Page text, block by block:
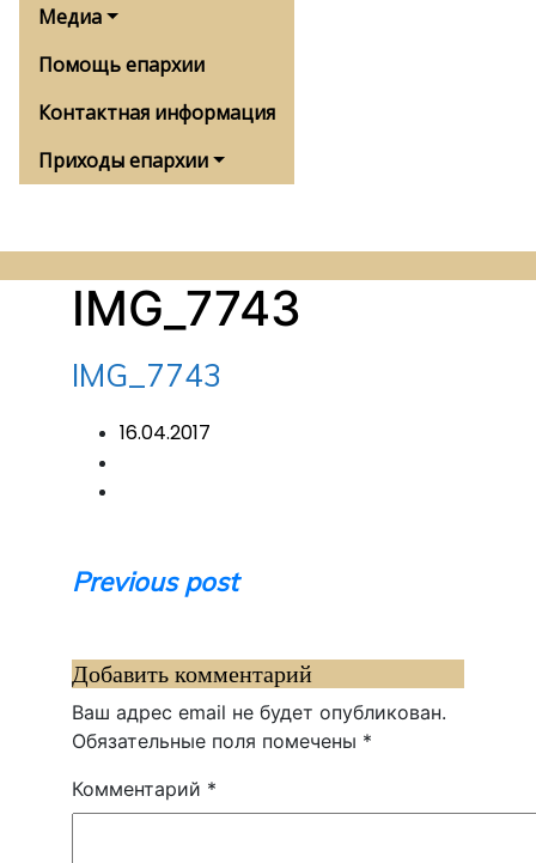
Медиа
Помощь епархии
Контактная информация
Приходы епархии
IMG_7743
IMG_7743
16.04.2017
Навигация
записям
Previous post
Добавить комментарий
Ваш адрес email не будет опубликован.
Обязательные поля помечены *
Комментарий *